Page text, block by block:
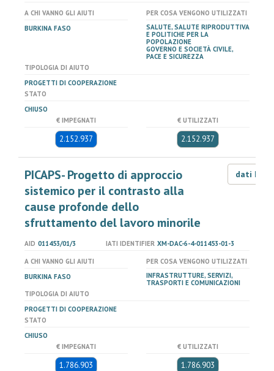
A CHI VANNO GLI AIUTI
BURKINA FASO
PER COSA VENGONO UTILIZZATI
SALUTE, SALUTE RIPRODUTTIVA
E POLITICHE PER LA
POPOLAZIONE
GOVERNO E SOCIETÀ CIVILE,
PACE E SICUREZZA
TIPOLOGIA DI AIUTO
PROGETTI DI COOPERAZIONE
STATO
CHIUSO
€ IMPEGNATI
2.152.937
€ UTILIZZATI
2.152.937
PICAPS- Progetto di approccio
sistemico per il contrasto alla
cause profonde dello
sfruttamento del lavoro minorile
dati LOD
AID 011453/01/3 IATI IDENTIFIER XM-DAC-6-4-011453-01-3
A CHI VANNO GLI AIUTI
BURKINA FASO
PER COSA VENGONO UTILIZZATI
INFRASTRUTTURE, SERVIZI,
TRASPORTI E COMUNICAZIONI
TIPOLOGIA DI AIUTO
PROGETTI DI COOPERAZIONE
STATO
CHIUSO
€ IMPEGNATI
1.786.903
€ UTILIZZATI
1.786.903